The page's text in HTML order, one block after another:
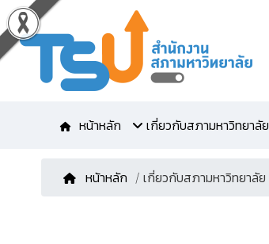
หน้าหลัก เกี่ยวกับสภามหาวิทยาลัย
หน้าหลัก / เกี่ยวกับสภามหาวิทยาลัย